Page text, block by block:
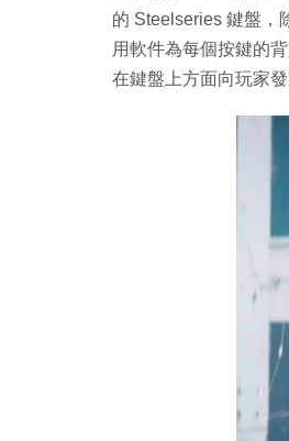
的 Steelseries 鍵盤，
用軟件為每個按鍵的
在鍵盤上方面向玩家